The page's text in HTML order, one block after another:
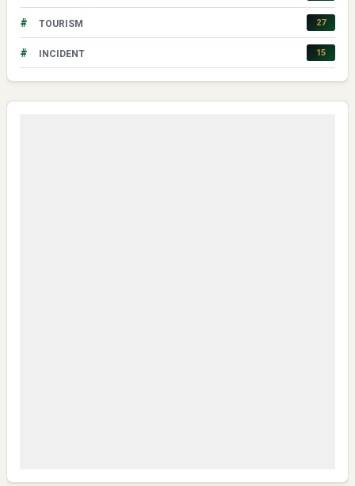
# TOURISM 27
# INCIDENT 15